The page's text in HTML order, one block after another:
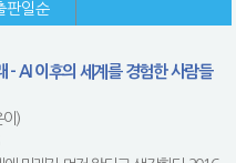
판일순
- AI 이후의 세계를 경험한 사람들
이)